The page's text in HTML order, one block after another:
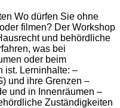
Wo dürfen Sie ohne
filmen? Der Workshop
und behördliche
was bei
oder beim
ist. Lerninhalte: –
und ihre Grenzen –
und in Innenräumen –
Zuständigkeiten